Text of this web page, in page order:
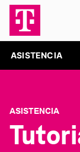
ASISTENCIA
ASISTENCIA